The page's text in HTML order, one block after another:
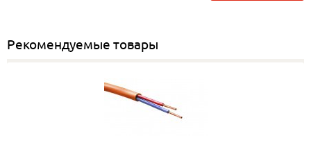
Рекомендуемые товары